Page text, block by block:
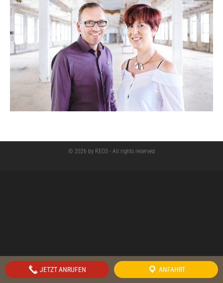
© 2026 by REOS - All rights reserved
JETZT ANRUFEN ANFAHRT